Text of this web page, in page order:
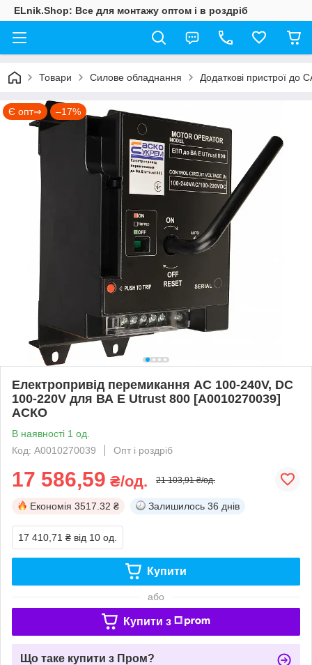
ELnik.Shop: Все для монтажу оптом і в роздріб
Товари Силове обладнання Додаткові пристрої до
Є опт⇒ –17%
Електропривід перемикання АС 100-240V, DC
100-220V для ВА E Utrust 800 [A0010270039]
АСКО
В наявності 1 од.
Код: A0010270039
Опт і роздріб
17 586,59 ₴/од. 21 103,91 ₴/од.
Економія 3517.32 ₴ Залишилось 36 днів
17 410,71 ₴ від 10 од.
Купити
або
Купити з
Що таке купити з Пром?